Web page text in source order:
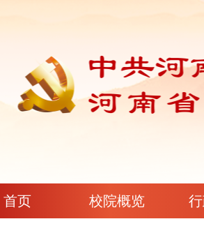
首页 校院概览